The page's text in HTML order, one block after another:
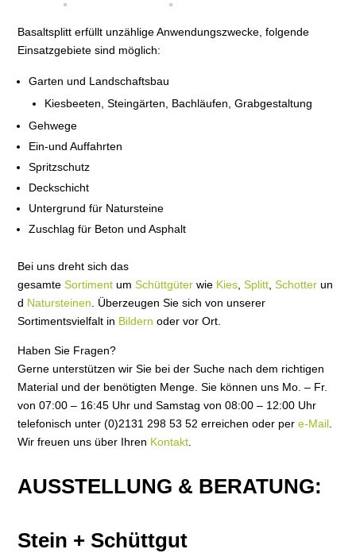
Basaltsplitt erfüllt unzählige Anwendungszwecke, folgende
Einsatzgebiete sind möglich:
Garten und Landschaftsbau
Kiesbeeten, Steingärten, Bachläufen, Grabgestaltung
Gehwege
Ein-und Auffahrten
Spritzschutz
Deckschicht
Untergrund für Natursteine
Zuschlag für Beton und Asphalt
Bei uns dreht sich das
gesamteSortiment umSchüttgüter wie Kies ,Splitt ,Schotter un
d Natursteinen . Überzeugen Sie sich von unserer
Sortimentsvielfalt in Bildern oder vor Ort.
Haben Sie Fragen?
Gerne unterstützen wir Sie bei der Suche nach dem richtigen
Material und der benötigten Menge. Sie können uns Mo. – Fr.
von 07:00 – 16:45 Uhr und Samstag von 08:00 – 12:00 Uhr
telefonisch unter (0)2131 298 53 52 erreichen oder pere-Mail
Wir freuen uns über Ihren Kontakt
AUSSTELLUNG & BERATUNG:
Stein + Schüttgut